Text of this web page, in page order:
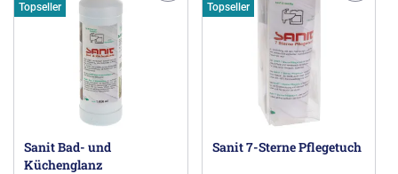
Topseller
Sanit Bad- und
Küchenglanz
Topseller
Sanit 7-Sterne Pflegetuch